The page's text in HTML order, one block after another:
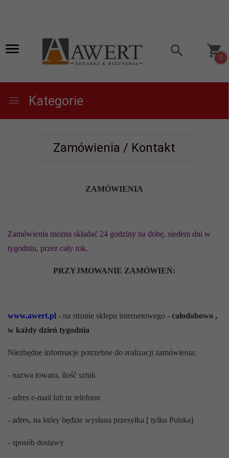
0
Kategorie
Zamówienia / Kontakt
ZAMÓWIENIA
Zamówienia można składać 24 godziny na dobę, siedem dni w
tygodniu, przez cały rok.
PRZYJMOWANIE ZAMÓWIEŃ:
www.awert.pl - na stronie sklepu internetowego - całodobowo ,
w każdy dzień tygodnia
Niezbędne informacje potrzebne do realizacji zamówienia:
- nazwa towaru, ilość sztuk
- adres e-mail lub nr telefonu
- adres, na który będzie wysłana przesyłka [ tylko Polska]
- sposób dostawy